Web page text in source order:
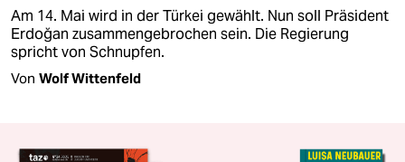
Am 14. Mai wird in der Türkei gewählt. Nun soll Präsident
Erdoğan zusammengebrochen sein. Die Regierung
spricht von Schnupfen.
Von Wolf Wittenfeld